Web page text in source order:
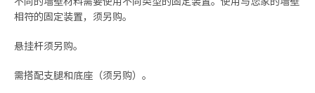
相符的固定装置，须另购。
悬挂杆须另购。
需搭配支腿和底座（须另购）。